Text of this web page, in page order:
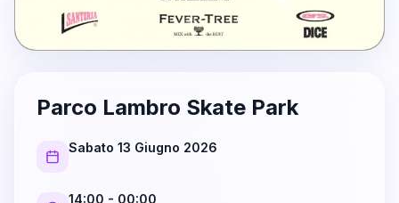
Parco Lambro Skate Park
Sabato 13 Giugno 2026
14:00 - 00:00